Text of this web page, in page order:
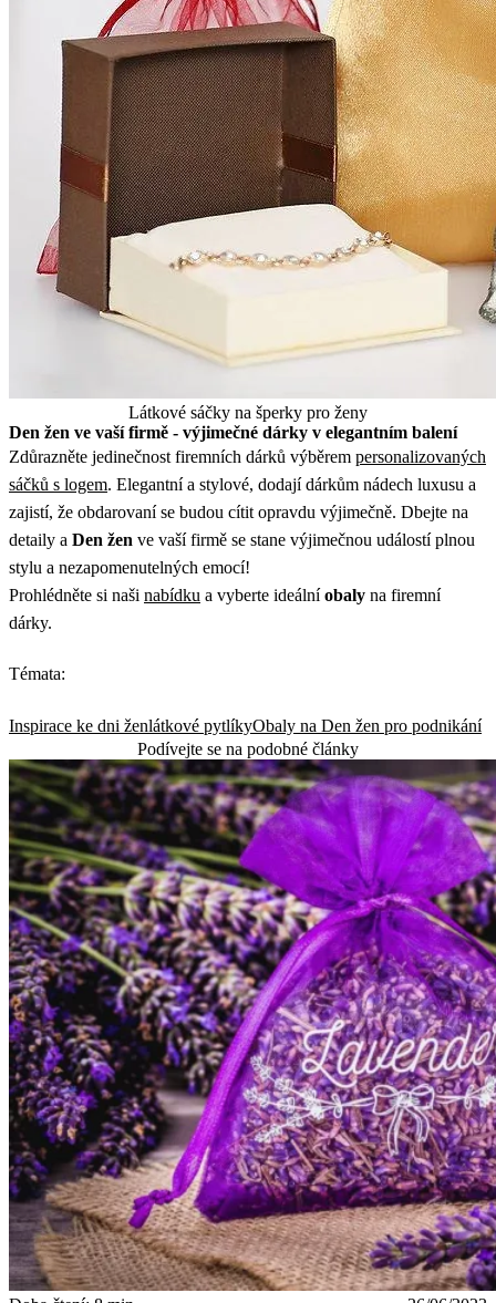
Látkové sáčky na šperky pro ženy
Den žen ve vaší firmě - výjimečné dárky v elegantním balení
Zdůrazněte jedinečnost firemních dárků výběrem personalizovaných
sáčků s logem. Elegantní a stylové, dodají dárkům nádech luxusu a
zajistí, že obdarovaní se budou cítit opravdu výjimečně. Dbejte na
detaily a Den žen ve vaší firmě se stane výjimečnou událostí plnou
stylu a nezapomenutelných emocí!
Prohlédněte si naši nabídku a vyberte ideálníobaly na firemní
dárky.
Témata:
Inspirace ke dni ženlátkové pytlíkyObaly na Den žen pro podnikání
Podívejte se na podobné články